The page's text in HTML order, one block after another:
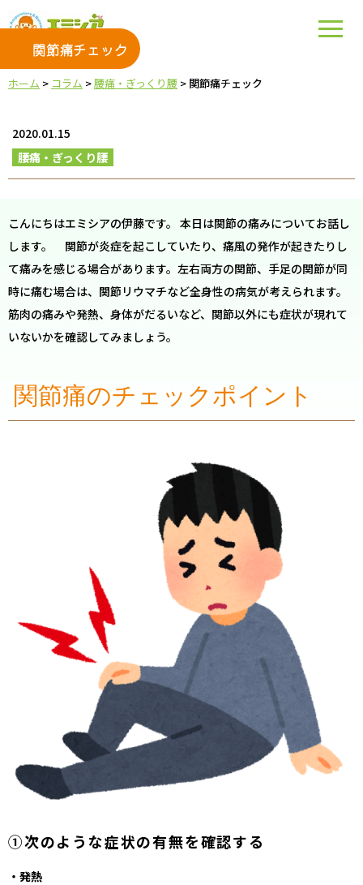
関節痛チェック
ホーム > コラム >腰痛・ぎっくり腰 > 関節痛チェック
2020.01.15
腰痛・ぎっくり腰
こんにちはエミシアの伊藤です。 本日は関節の痛みについてお話し
します。 関節が炎症を起こしていたり、痛風の発作が起きたりし
て痛みを感じる場合があります。左右両方の関節、手足の関節が同
時に痛む場合は、関節リウマチなど全身性の病気が考えられます。
筋肉の痛みや発熱、身体がだるいなど、関節以外にも症状が現れて
いないかを確認してみましょう。
関節痛のチェックポイント
①次のような症状の有無を確認する
・発熱